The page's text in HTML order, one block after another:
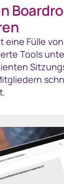
eine Fülle
Tools